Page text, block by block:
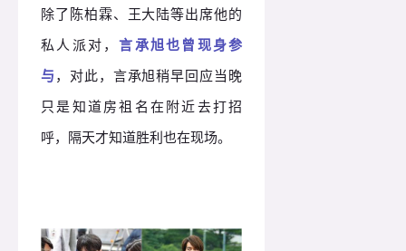
除了陈柏霖、王大陆等出席他的
私人派对，言承旭也曾现身参
与 ，对此，言承旭稍早回应当晚
只是知道房祖名在附近去打招
呼，隔天才知道胜利也在现场。